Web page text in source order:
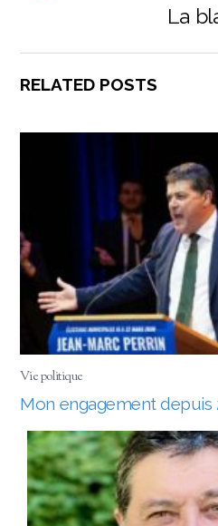
La
RELATED POSTS
Vie politique
Mon engagement depuis